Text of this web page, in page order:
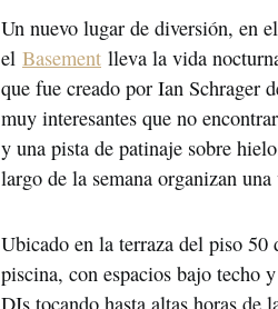
Un nuevo lugar de diversión, en
el Basement lleva la vida
que fue creado por Ian Schrager
muy interesantes que no
y una pista de patinaje sobre
largo de la semana organizan
Ubicado en la terraza del piso 50
piscina, con espacios bajo techo
DJs tocando hasta altas horas de